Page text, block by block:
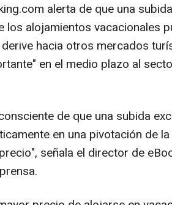
alerta de que una
los alojamientos vacacionales
hacia otros mercados
en el medio plazo al
de que una subida
en una pivotación de
señala el director de